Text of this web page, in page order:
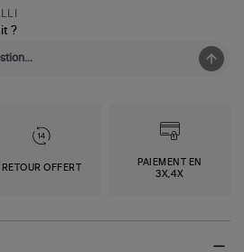
?
RETOUR OFFERT
PAIEMENT EN
3X,4X